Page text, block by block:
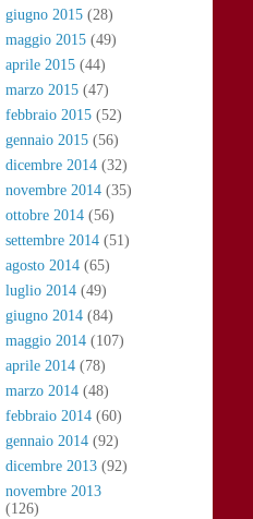
giugno 2015 (28)
maggio 2015 (49)
aprile 2015 (44)
marzo 2015 (47)
febbraio 2015 (52)
gennaio 2015 (56)
dicembre 2014 (32)
novembre 2014 (35)
ottobre 2014 (56)
settembre 2014 (51)
agosto 2014 (65)
luglio 2014 (49)
giugno 2014 (84)
maggio 2014 (107)
aprile 2014 (78)
marzo 2014 (48)
febbraio 2014 (60)
gennaio 2014 (92)
dicembre 2013 (92)
novembre 2013
(126)